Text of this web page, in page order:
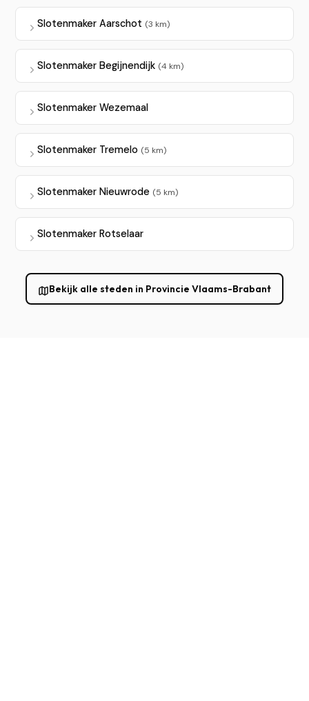
Slotenmaker Aarschot (3 km)
Slotenmaker Begijnendijk (4 km)
Slotenmaker Wezemaal
Slotenmaker Tremelo (5 km)
Slotenmaker Nieuwrode (5 km)
Slotenmaker Rotselaar
Bekijk alle steden in Provincie Vlaams-Brabant